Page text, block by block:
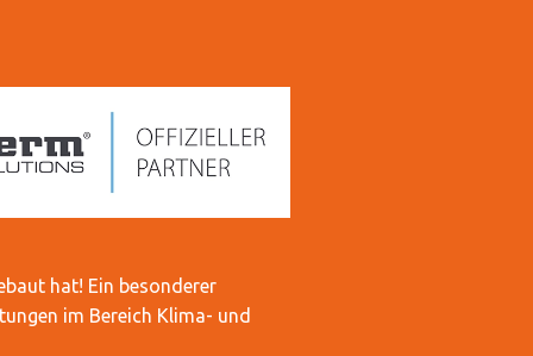
hat! Ein besonderer
im Bereich Klima- und